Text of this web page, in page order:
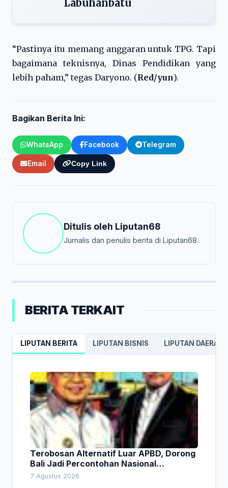
Labuhanbatu
“Pastinya itu memang anggaran untuk TPG. Tapi
bagaimana teknisnya, Dinas Pendidikan yang
lebih paham,” tegas Daryono. (Red/yun).
Bagikan Berita Ini:
WhatsApp Facebook Telegram
Email Copy Link
Ditulis oleh Liputan68
Jurnalis dan penulis berita di Liputan68.
BERITA TERKAIT
LIPUTAN BERITA LIPUTAN BISNIS LIPUTAN DAERAH
Terobosan Alternatif Luar APBD, Dorong
Bali Jadi Percontohan Nasional
Pembiayaan Daerah
7 Agustus 2026